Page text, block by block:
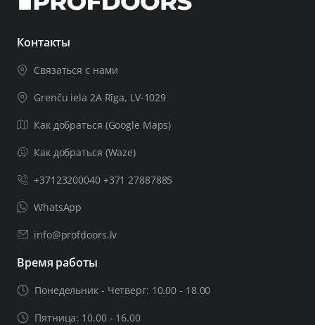
Контакты
Связаться с нами
Grenču iela 2A Rīga, LV-1029
Как добраться (Google Maps)
Как добраться (Waze)
+37123200040 +371 27887885
WhatsApp
info@profdoors.lv
Время работы
Понедельник - Четверг: 10.00 - 18.00
Пятница: 10.00 - 16.00